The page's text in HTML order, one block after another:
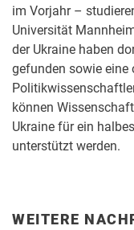
im Vorjahr –
Universität
der Ukraine haben
gefunden sowie
können
Ukraine für ein
unterstützt werden.
WEITERE